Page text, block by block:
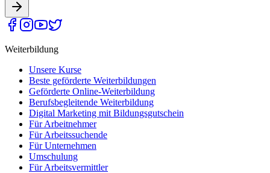
Weiterbildung
Unsere Kurse
Beste geförderte Weiterbildungen
Geförderte Online-Weiterbildung
Berufsbegleitende Weiterbildung
Digital Marketing mit Bildungsgutschein
Für Arbeitnehmer
Für Arbeitssuchende
Für Unternehmen
Umschulung
Für Arbeitsvermittler